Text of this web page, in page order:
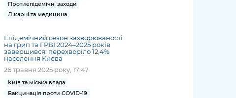
Протиепідемічні заходи
Лікарні та медицина
Епідемічний сезон захворюваності
на грип та ГРВІ 2024–2025 років
завершився: перехворіло 12,4%
населення Києва
26 травня 2025 року, 17:47
Київ та міська влада
Вакцинація проти COVID-19